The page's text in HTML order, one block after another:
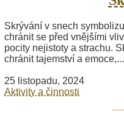
Skrývání v snech
chránit se před vnějšími
pocity nejistoty a strachu.
chránit tajemství a emoce,...
25 listopadu, 2024
Aktivity a činnosti